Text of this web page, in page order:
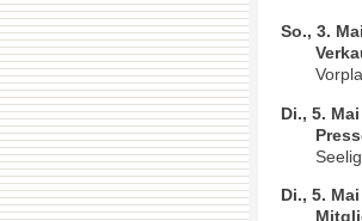
So., 3.
Di., 5.
Di., 5.